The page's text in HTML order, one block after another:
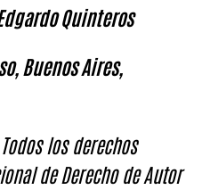
Quinteros
Buenos Aires,
los derechos
de Derecho de Autor